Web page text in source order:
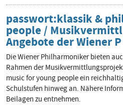
passwort:klassik &
people /
Angebote der Wiener P
Die Wiener Philharmoniker bieten
Rahmen der
music for young people ein
Schulstufen hinweg an. Nähere
Beilagen zu entnehmen.